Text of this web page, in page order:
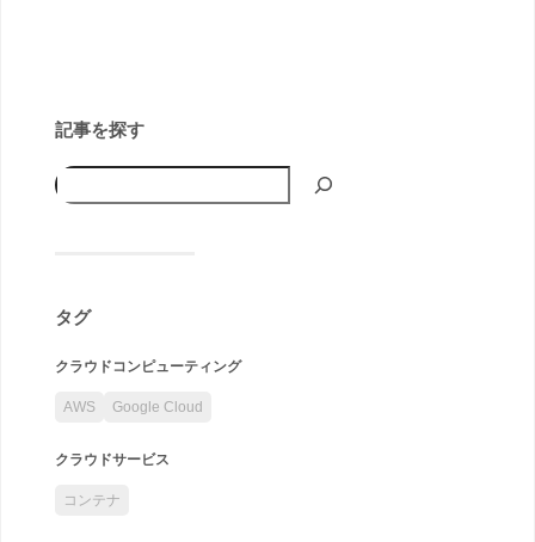
記事を探す
タグ
クラウドコンピューティング
AWS Google Cloud
クラウドサービス
コンテナ